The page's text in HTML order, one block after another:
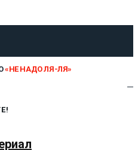
«НЕ НАДО ЛЯ-ЛЯ»